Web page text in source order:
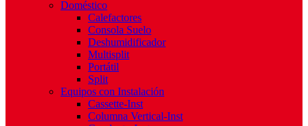
Doméstico
Calefactores
Consola Suelo
Deshumidificador
Multisplit
Portátil
Split
Equipos con Instalación
Cassette-Inst
Columna Vertical-Inst